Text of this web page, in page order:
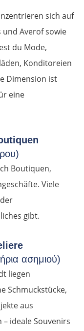
sich auf
Averof sowie
du Mode,
Konditoreien
Dimension ist
eine
Boutiquen,
Viele
gibt.
ασημιού)
liegen
Schmuckstücke,
aus
ideale Souvenirs